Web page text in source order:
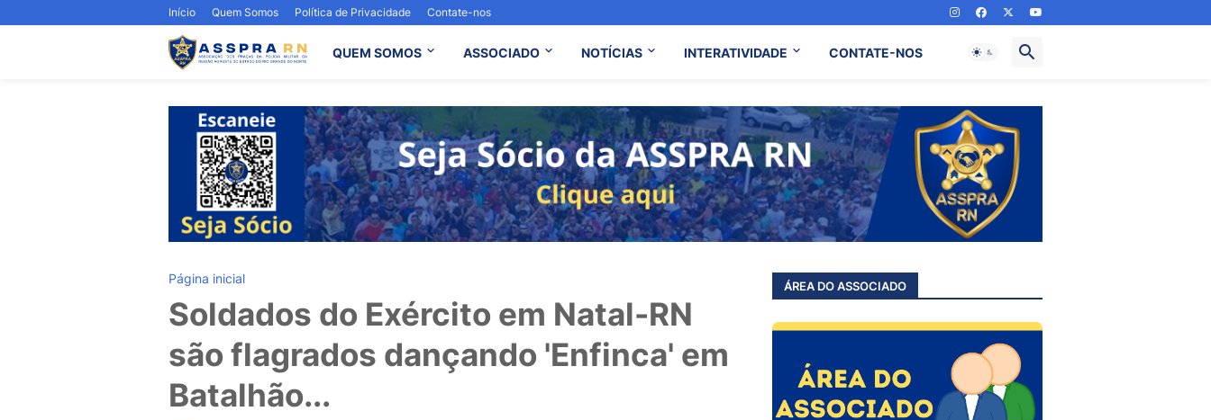
Início Quem Somos Política de Privacidade Contate-nos
QUEM SOMOS ASSOCIADO NOTÍCIAS INTERATIVIDADE CONTATE-NOS
Página inicial
Soldados do Exército em Natal-RN
são flagrados dançando 'Enfinca' em
Batalhão...
ÁREA DO ASSOCIADO